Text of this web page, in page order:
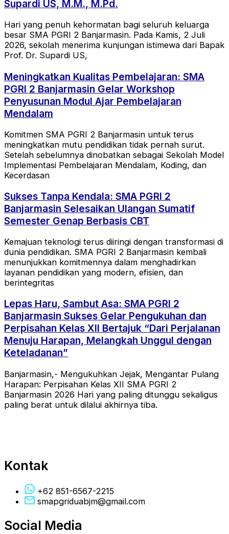
Supardi US, M.M., M.Pd.
Hari yang penuh kehormatan bagi seluruh keluarga
besar SMA PGRI 2 Banjarmasin. Pada Kamis, 2 Juli
2026, sekolah menerima kunjungan istimewa dari Bapak
Prof. Dr. Supardi US,
Meningkatkan Kualitas Pembelajaran: SMA
PGRI 2 Banjarmasin Gelar Workshop
Penyusunan Modul Ajar Pembelajaran
Mendalam
Komitmen SMA PGRI 2 Banjarmasin untuk terus
meningkatkan mutu pendidikan tidak pernah surut.
Setelah sebelumnya dinobatkan sebagai Sekolah Model
Implementasi Pembelajaran Mendalam, Koding, dan
Kecerdasan
Sukses Tanpa Kendala: SMA PGRI 2
Banjarmasin Selesaikan Ulangan Sumatif
Semester Genap Berbasis CBT
Kemajuan teknologi terus diiringi dengan transformasi di
dunia pendidikan. SMA PGRI 2 Banjarmasin kembali
menunjukkan komitmennya dalam menghadirkan
layanan pendidikan yang modern, efisien, dan
berintegritas
Lepas Haru, Sambut Asa: SMA PGRI 2
Banjarmasin Sukses Gelar Pengukuhan dan
Perpisahan Kelas XII Bertajuk “Dari Perjalanan
Menuju Harapan, Melangkah Unggul dengan
Keteladanan”
Banjarmasin,- Mengukuhkan Jejak, Mengantar Pulang
Harapan: Perpisahan Kelas XII SMA PGRI 2
Banjarmasin 2026 Hari yang paling ditunggu sekaligus
paling berat untuk dilalui akhirnya tiba.
Kontak
+62 851-6567-2215
smapgriduabjm@gmail.com
Social Media